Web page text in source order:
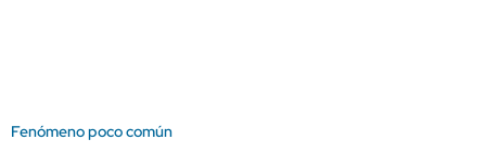
Fenómeno poco común